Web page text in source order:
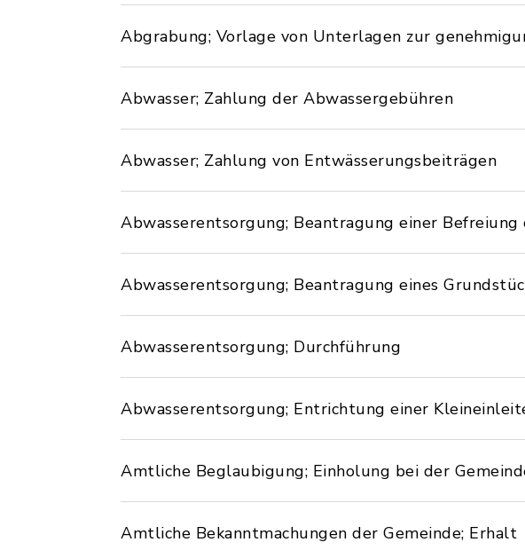
Abgrabung; Vorlage von Unterlagen zur
Abwasser; Zahlung der Abwassergebühren
Abwasser; Zahlung von Entwässerungsbeiträgen
Abwasserentsorgung; Beantragung einer
Abwasserentsorgung; Beantragung eines
Abwasserentsorgung; Durchführung
Abwasserentsorgung; Entrichtung einer
Amtliche Beglaubigung; Einholung bei der
Amtliche Bekanntmachungen der Gemeinde; Erhalt